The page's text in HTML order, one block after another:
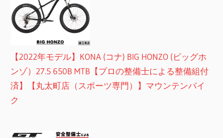
【2022年モデル】KONA (コナ) BIG HONZO (ビッグホ
ンゾ）27.5 650B MTB【プロの整備士による整備組付
済】【丸太町店（スポーツ専門）】マウンテンバイ
ク